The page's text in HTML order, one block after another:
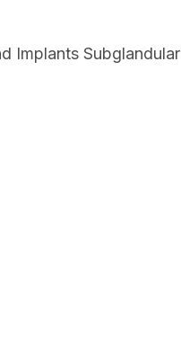
Implants Subglandular